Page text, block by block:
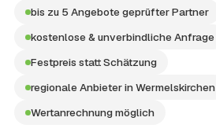
bis zu 5 Angebote geprüfter Partner
kostenlose & unverbindliche Anfrage
Festpreis statt Schätzung
regionale Anbieter in Wermelskirchen
Wertanrechnung möglich